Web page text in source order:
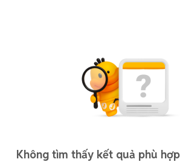
Không tìm thấy kết quả phù